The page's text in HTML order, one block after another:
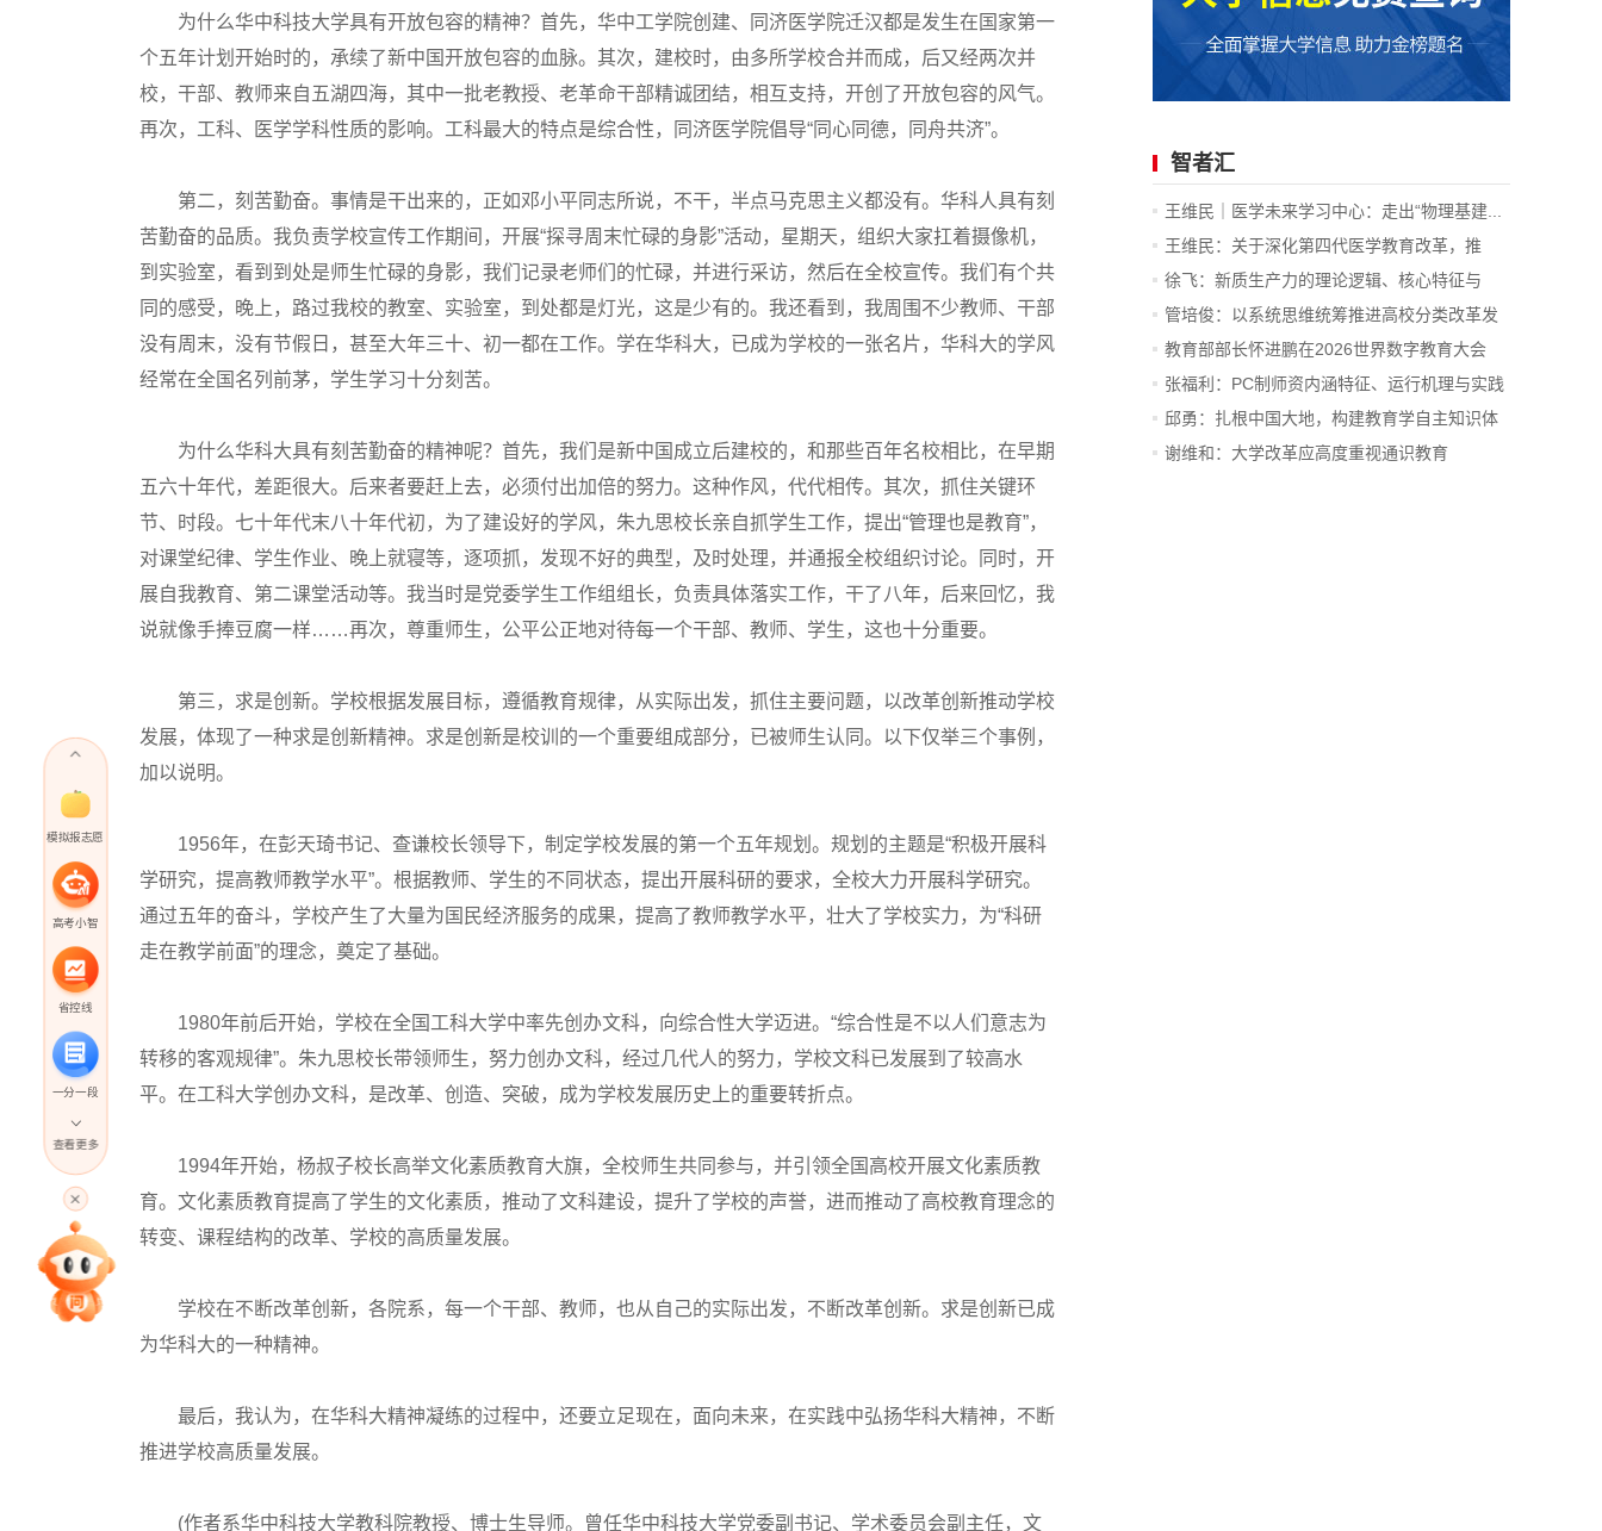
为什么华中科技大学具有开放包容的精神？首先，华中工学院创建、同济医学院迁汉都是发生在国家第一
个五年计划开始时的，承续了新中国开放包容的血脉。其次，建校时，由多所学校合并而成，后又经两次并
校，干部、教师来自五湖四海，其中一批老教授、老革命干部精诚团结，相互支持，开创了开放包容的风气。
再次，工科、医学学科性质的影响。工科最大的特点是综合性，同济医学院倡导“同心同德，同舟共济”。
第二，刻苦勤奋。事情是干出来的，正如邓小平同志所说，不干，半点马克思主义都没有。华科人具有刻
苦勤奋的品质。我负责学校宣传工作期间，开展“探寻周末忙碌的身影”活动，星期天，组织大家扛着摄像机，
到实验室，看到到处是师生忙碌的身影，我们记录老师们的忙碌，并进行采访，然后在全校宣传。我们有个共
同的感受，晚上，路过我校的教室、实验室，到处都是灯光，这是少有的。我还看到，我周围不少教师、干部
没有周末，没有节假日，甚至大年三十、初一都在工作。学在华科大，已成为学校的一张名片，华科大的学风
经常在全国名列前茅，学生学习十分刻苦。
为什么华科大具有刻苦勤奋的精神呢？首先，我们是新中国成立后建校的，和那些百年名校相比，在早期
五六十年代，差距很大。后来者要赶上去，必须付出加倍的努力。这种作风，代代相传。其次，抓住关键环
节、时段。七十年代末八十年代初，为了建设好的学风，朱九思校长亲自抓学生工作，提出“管理也是教育”，
对课堂纪律、学生作业、晚上就寝等，逐项抓，发现不好的典型，及时处理，并通报全校组织讨论。同时，开
展自我教育、第二课堂活动等。我当时是党委学生工作组组长，负责具体落实工作，干了八年，后来回忆，我
说就像手捧豆腐一样……再次，尊重师生，公平公正地对待每一个干部、教师、学生，这也十分重要。
第三，求是创新。学校根据发展目标，遵循教育规律，从实际出发，抓住主要问题，以改革创新推动学校
发展，体现了一种求是创新精神。求是创新是校训的一个重要组成部分，已被师生认同。以下仅举三个事例，
加以说明。
1956年，在彭天琦书记、查谦校长领导下，制定学校发展的第一个五年规划。规划的主题是“积极开展科
学研究，提高教师教学水平”。根据教师、学生的不同状态，提出开展科研的要求，全校大力开展科学研究。
通过五年的奋斗，学校产生了大量为国民经济服务的成果，提高了教师教学水平，壮大了学校实力，为“科研
走在教学前面”的理念，奠定了基础。
1980年前后开始，学校在全国工科大学中率先创办文科，向综合性大学迈进。“综合性是不以人们意志为
转移的客观规律”。朱九思校长带领师生，努力创办文科，经过几代人的努力，学校文科已发展到了较高水
平。在工科大学创办文科，是改革、创造、突破，成为学校发展历史上的重要转折点。
1994年开始，杨叔子校长高举文化素质教育大旗，全校师生共同参与，并引领全国高校开展文化素质教
育。文化素质教育提高了学生的文化素质，推动了文科建设，提升了学校的声誉，进而推动了高校教育理念的
转变、课程结构的改革、学校的高质量发展。
学校在不断改革创新，各院系，每一个干部、教师，也从自己的实际出发，不断改革创新。求是创新已成
为华科大的一种精神。
最后，我认为，在华科大精神凝练的过程中，还要立足现在，面向未来，在实践中弘扬华科大精神，不断
推进学校高质量发展。
(作者系华中科技大学教科院教授、博士生导师。曾任华中科技大学党委副书记、学术委员会副主任，文
模拟报志愿
高考小智
省控线
一分一段
高考直播
专家指导课
查看更多
智者汇
王维民｜医学未来学习中心：走出“物理基建...
王维民：关于深化第四代医学教育改革，推
进...
徐飞：新质生产力的理论逻辑、核心特征与
战...
管培俊：以系统思维统筹推进高校分类改革发
展
教育部部长怀进鹏在2026世界数字教育大会
上...
张福利：PC制师资内涵特征、运行机理与实践
价值
邱勇：扎根中国大地，构建教育学自主知识体
系
谢维和：大学改革应高度重视通识教育